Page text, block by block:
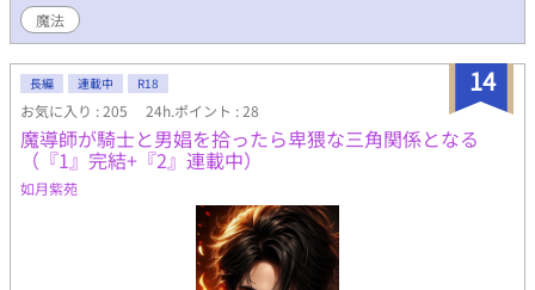
と噛まれた。その日からモンスターにやたらと好意を寄せられる
ようになり……。 これは夫に売られていた俺が年下の冒険者と
エロ含む話の前に「※」つけておきます。 強姦、美人受け、
不憫受け、中出し、潮吹き、指姦、人外、強制、結腸攻め、連続
絶頂、快楽堕ち、フェラ等々の予定
https://kisaragishion.fanbox.cc/ 如月紫苑のFanboxです。是非
無料登録をどうぞ。新作や書籍化情報の等の近況やリアルタイム
での作品についてよく呟いています。
魔法
14
長編 連載中 R18
お気に入り : 205 24h.ポイント : 28
魔導師が騎士と男娼を拾ったら卑猥な三角関係となる
（『1』完結+『2』連載中）
如月紫苑